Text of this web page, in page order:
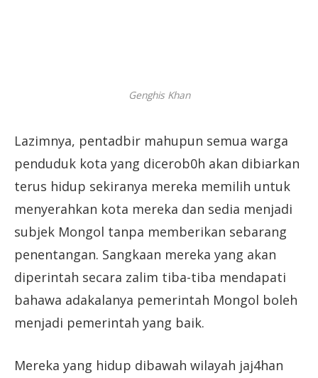
Genghis Khan
Lazimnya, pentadbir mahupun semua warga
penduduk kota yang dicerob0h akan dibiarkan
terus hidup sekiranya mereka memilih untuk
menyerahkan kota mereka dan sedia menjadi
subjek Mongol tanpa memberikan sebarang
penentangan. Sangkaan mereka yang akan
diperintah secara zalim tiba-tiba mendapati
bahawa adakalanya pemerintah Mongol boleh
menjadi pemerintah yang baik.
Mereka yang hidup dibawah wilayah jaj4han